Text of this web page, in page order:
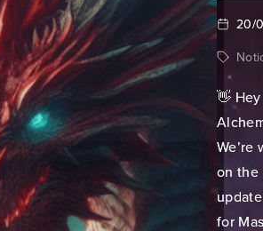
20/
👋 Hey
We’re
on the
for